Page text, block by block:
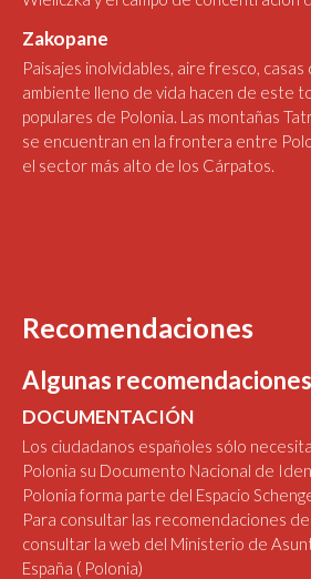
Zakopane
Paisajes inolvidables, aire fresco, casas
ambiente lleno de vida hacen de este
populares de Polonia. Las montañas
se encuentran en la frontera entre
el sector más alto de los Cárpatos.
Recomendaciones
Algunas
DOCUMENTACIÓN
Los ciudadanos españoles sólo
Polonia su Documento Nacional de
Polonia forma parte del Espacio
Para consultar las recomendaciones
consultar la web del Ministerio de
España ( Polonia)